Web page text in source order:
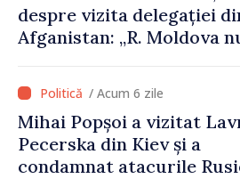
despre vizita delegației
Afganistan: „R. Moldova
talibană. Aprobarea acestei
vizite a fost o eroare de
evaluare și de coordonare
instituțională”
/ Acum 6 zile
Mihai Popșoi a vizitat
Pecerska din Kiev și a
condamnat atacurile